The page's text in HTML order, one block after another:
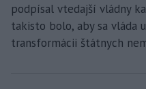
podpísal vtedajší vládny
takisto bolo, aby sa vláda
transformácii štátnych